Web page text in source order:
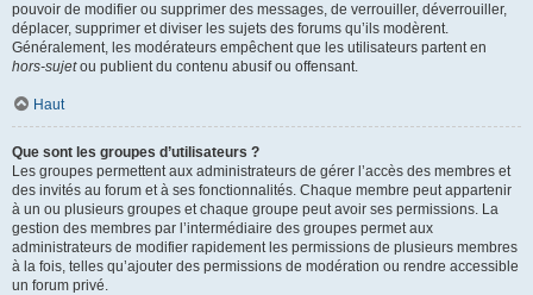
pouvoir de modifier ou supprimer des messages, de verrouiller, déverrouiller,
déplacer, supprimer et diviser les sujets des forums qu’ils modèrent.
Généralement, les modérateurs empêchent que les utilisateurs partent en
hors-sujetou publient du contenu abusif ou offensant.
Haut
Que sont les groupes d’utilisateurs ?
Les groupes permettent aux administrateurs de gérer l’accès des membres et
des invités au forum et à ses fonctionnalités. Chaque membre peut appartenir
à un ou plusieurs groupes et chaque groupe peut avoir ses permissions. La
gestion des membres par l’intermédiaire des groupes permet aux
administrateurs de modifier rapidement les permissions de plusieurs membres
à la fois, telles qu’ajouter des permissions de modération ou rendre accessible
un forum privé.